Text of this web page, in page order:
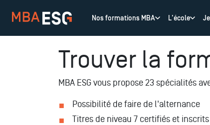
Trouver la
MBA ESG vous propose 23 spécialités
Possibilité de faire de l'alternance
Titres de niveau 7 certifiés et
Nos formations MBA L'école